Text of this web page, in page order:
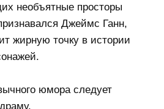
необъятные просторы
Джеймс Ганн,
жирную точку в истории
юмора следует